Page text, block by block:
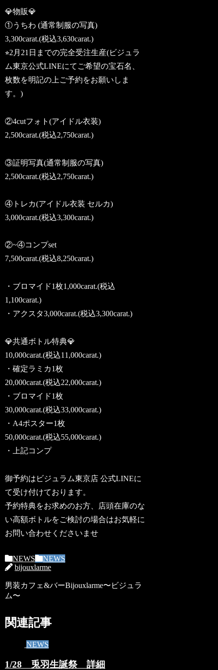
💎物販💎
①うちわ (通常制服の写真)
3,300carat.(税込3,630carat.)
⭐︎2月21日までの完全受注生産(ビジュラ
ム東京公式LINEにてご希望の宝石名、
枚数を明記の上ご予約をお願いしま
す。)
②4cutフォト(アイドル衣装)
2,500carat.(税込2,750carat.)
③証明写真(通常制服の写真)
2,500carat.(税込2,750carat.)
④トレカ(アイドル衣装 セルカ)
3,000carat.(税込3,300carat.)
②~④コンプset
7,500carat.(税込8,250carat.)
・ブロマイド1枚1,000carat.(税込
1,100carat.)
・アクスタ3,000carat.(税込3,300carat.)
💎共通ボトル特典💎
10,000carat.(税込11,000carat.)
・確定ラミカ1枚
20,000carat.(税込22,000carat.)
・ブロマイド1枚
30,000carat.(税込33,000carat.)
・A4ポスター1枚
50,000carat.(税込55,000carat.)
・上記コンプ
御予約はビジュラム東京店 公式LINEに
て受け付けております。
予約特典をお求めのお方、店頭在庫のな
い高額ボトルをご検討の場合はお気軽に
お問い合わせくださいませ
NEWS
NEWS
bijouxlarme
男装カフェ&バーBijouxlarme〜ビジュラ
ム〜
関連記事
NEWS
1/28 兎羽生誕祭 詳細